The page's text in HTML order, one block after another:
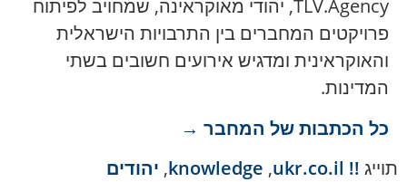
TLV.Agency, יהודי מאוקראינה, שמחויב לפיתוח
פרויקטים המחברים בין התרבויות הישראלית
והאוקראינית ומדגיש אירועים חשובים בשתי
המדינות.
כל הכתבות של המחבר →
תוייג !! ukr.co.il
,
knowledge
, יהודים